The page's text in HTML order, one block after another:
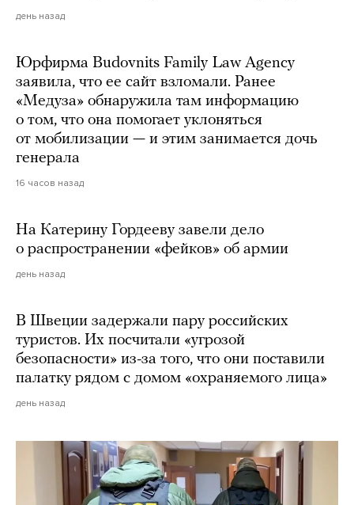
день назад
Юрфирма Budovnits Family Law Agency
заявила, что ее сайт взломали. Ранее
«Медуза» обнаружила там информацию
о том, что она помогает уклоняться
от мобилизации — и этим занимается дочь
генерала
16 часов назад
На Катерину Гордееву завели дело
о распространении «фейков» об армии
день назад
В Швеции задержали пару российских
туристов. Их посчитали «угрозой
безопасности» из-за того, что они поставили
палатку рядом с домом «охраняемого лица»
день назад